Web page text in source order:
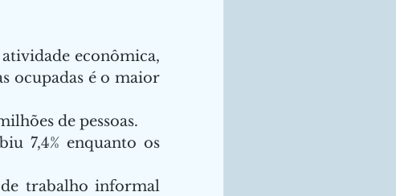
econômica,
ocupadas é o maior
de pessoas.
7,4% enquanto os
de trabalho informal